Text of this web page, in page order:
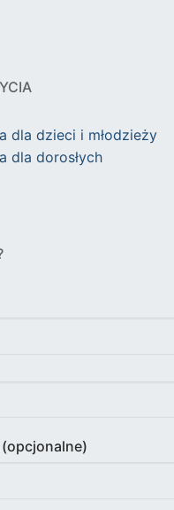
dla dzieci i młodzieży
dla dorosłych